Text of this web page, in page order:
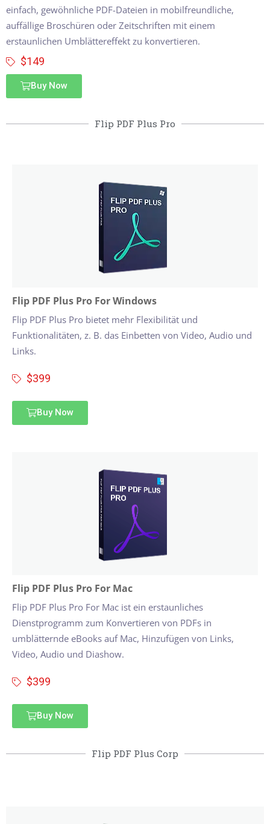
einfach, gewöhnliche PDF-Dateien in mobilfreundliche,
auffällige Broschüren oder Zeitschriften mit einem
erstaunlichen Umblättereffekt zu konvertieren.
$149
Buy Now
Flip PDF Plus Pro
Flip PDF Plus Pro For Windows
Flip PDF Plus Pro bietet mehr Flexibilität und
Funktionalitäten, z. B. das Einbetten von Video, Audio und
Links.
$399
Buy Now
Flip PDF Plus Pro For Mac
Flip PDF Plus Pro For Mac ist ein erstaunliches
Dienstprogramm zum Konvertieren von PDFs in
umblätternde eBooks auf Mac, Hinzufügen von Links,
Video, Audio und Diashow.
$399
Buy Now
Flip PDF Plus Corp